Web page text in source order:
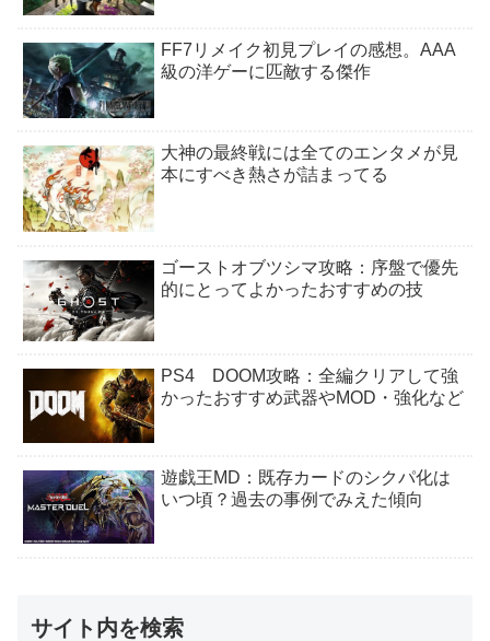
FF7リメイク初見プレイの感想。AAA
級の洋ゲーに匹敵する傑作
大神の最終戦には全てのエンタメが見
本にすべき熱さが詰まってる
ゴーストオブツシマ攻略：序盤で優先
的にとってよかったおすすめの技
PS4 DOOM攻略：全編クリアして強
かったおすすめ武器やMOD・強化など
遊戯王MD：既存カードのシクパ化は
いつ頃？過去の事例でみえた傾向
サイト内を検索